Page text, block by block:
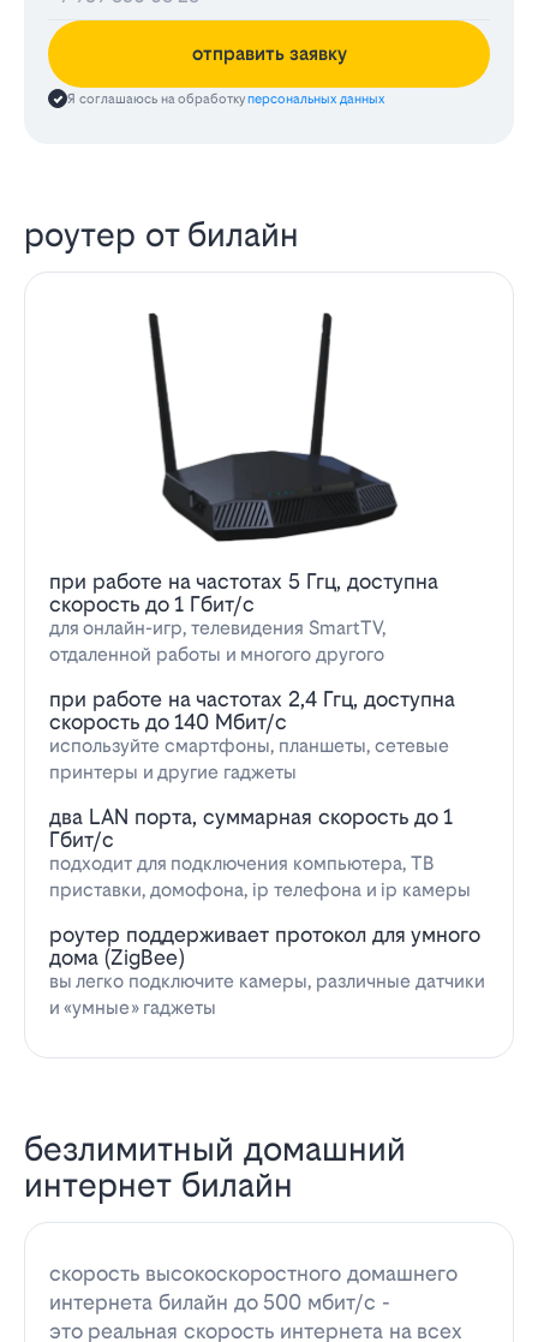
отправить заявку
Я соглашаюсь на обработкуперсональных данных
роутер от билайн
при работе на частотах 5 Ггц, доступна
скорость до 1 Гбит/с
для онлайн-игр, телевидения SmartTV,
отдаленной работы и многого другого
при работе на частотах 2,4 Ггц, доступна
скорость до 140 Мбит/с
используйте смартфоны, планшеты, сетевые
принтеры и другие гаджеты
два LAN порта, суммарная скорость до 1
Гбит/с
подходит для подключения компьютера, ТВ
приставки, домофона, ip телефона и ip камеры
роутер поддерживает протокол для умного
дома (ZigBee)
вы легко подключите камеры, различные датчики
и «умные» гаджеты
безлимитный домашний
интернет билайн
скорость высокоскоростного домашнего
интернета билайн до 500 мбит/с -
это реальная скорость интернета на всех